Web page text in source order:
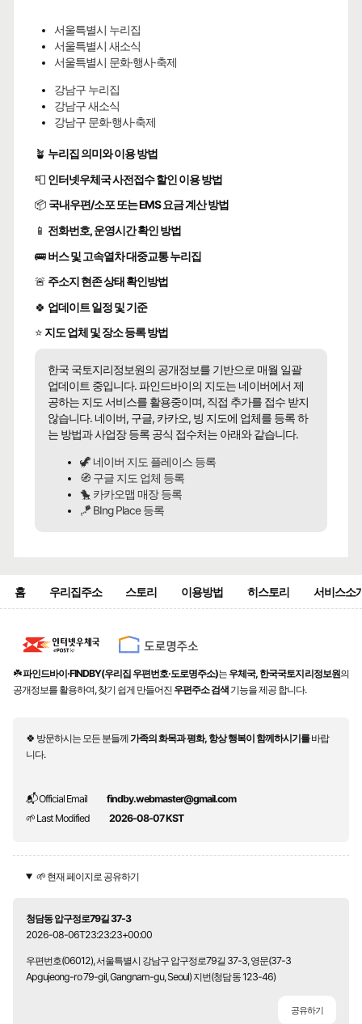
서울특별시 누리집
서울특별시 새소식
서울특별시 문화·행사·축제
강남구 누리집
강남구 새소식
강남구 문화·행사·축제
🪴 누리집 의미와 이용 방법
📮 인터넷우체국 사전접수 할인 이용 방법
📦 국내우편/소포 또는 EMS 요금 계산 방법
📱 전화번호, 운영시간 확인 방법
🚌버스 및 고속열차 대중교통 누리집
🚨 주소지 현존 상태 확인방법
🍀 업데이트 일정 및 기준
⭐ 지도 업체 및 장소 등록 방법
한국 국토지리정보원의 공개정보를 기반으로 매월 일괄
업데이트 중입니다. 파인드바이의 지도는 네이버에서 제
공하는 지도 서비스를 활용중이며, 직접 추가를 접수 받지
않습니다. 네이버, 구글, 카카오, 빙 지도에 업체를 등록 하
는 방법과 사업장 등록 공식 접수처는 아래와 같습니다.
🦖 네이버 지도 플레이스 등록
🧭 구글 지도 업체 등록
🐤 카카오맵 매장 등록
🪁 BIng Place 등록
홈 우리집주소 스토리 이용방법 히스토리 서비스소
☘️파인드바이·FINDBY(우리집 우편번호·도로명주소)는 우체국, 한국국토지리정보원의
공개정보를 활용하여, 찾기 쉽게 만들어진 우편주소 검색 기능을 제공 합니다.
🍀 방문하시는 모든 분들께가족의 화목과 평화, 항상 행복이 함께하시기를바랍
니다.
📬 Official Email
findby.webmaster@gmail.com
🌱 Last Modified
2026-08-07 KST
🌱 현재 페이지로 공유하기
청담동 압구정로79길 37-3
2026-08-06T23:23:23+00:00
우편번호(06012), 서울특별시 강남구 압구정로79길 37-3, 영문(37-3
Apgujeong-ro 79-gil, Gangnam-gu, Seoul) 지번(청담동 123-46)
공유하기